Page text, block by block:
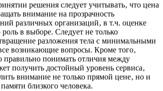
решения следует учитывать‚ что цена
внимание на прозрачность
различных организаций‚ в т.ч. оценке
в выборе. Следует не только
разложения тела с минимальными
возникающие вопросы. Кроме того‚
правильно понимать отличия между
получить достойный уровень сервиса‚
внимание не только прямой цене‚ но и
близкого человека.